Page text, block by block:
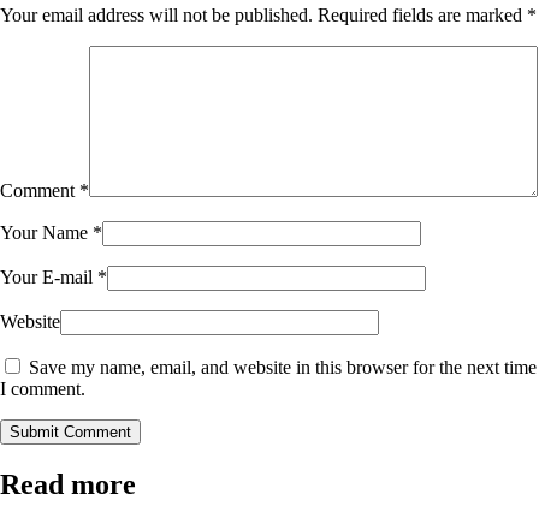
Your email address will not be published. Required fields are marked *
Comment *
Your Name *
Your E-mail *
Website
Save my name, email, and website in this browser for the next time
I comment.
Submit Comment
Read more